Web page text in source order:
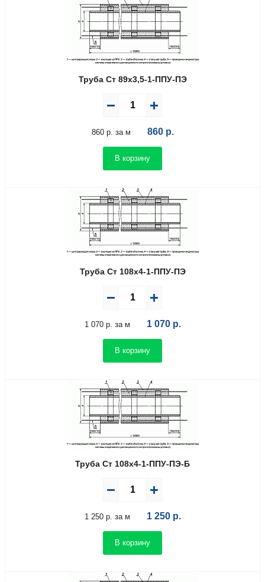
Труба Ст 89х3,5-1-ППУ-ПЭ
860 р. за м 860р.
В корзину
Труба Ст 108х4-1-ППУ-ПЭ
1 070 р. за м 1 070р.
В корзину
Труба Ст 108х4-1-ППУ-ПЭ-Б
1 250 р. за м 1 250р.
В корзину